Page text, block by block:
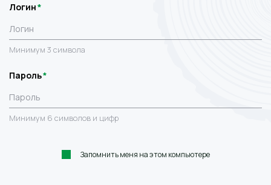
Логин
Минимум 3 символа
Пароль
Минимум 6 символов и цифр
Запомнить меня на этом компьютере